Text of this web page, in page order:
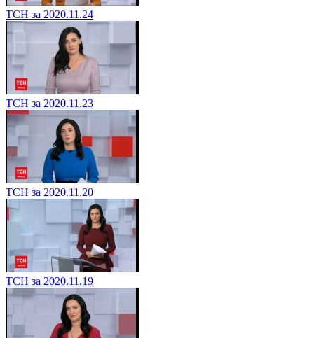
ТСН за 2020.11.24
ТСН за 2020.11.23
ТСН за 2020.11.20
ТСН за 2020.11.19